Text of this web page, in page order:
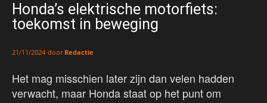
Honda’s elektrische motorfiets:
toekomst in beweging
21/11/2024 door Redactie
Het mag misschien later zijn dan velen hadden
verwacht, maar Honda staat op het punt om